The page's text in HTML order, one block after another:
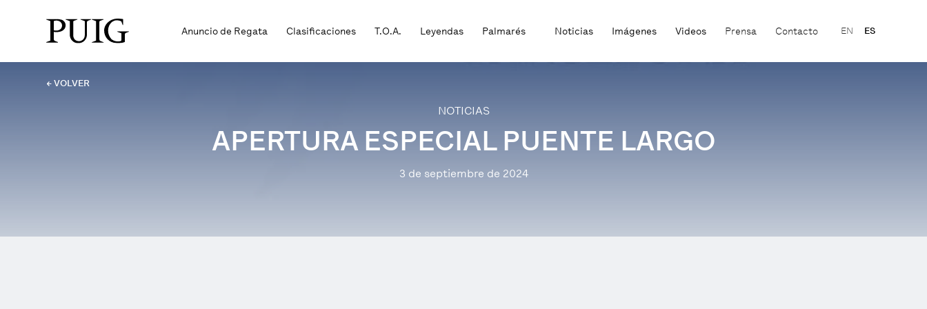
Anuncio de Regata Clasificaciones T.O.A. Leyendas Palmarés Noticias Imágenes Videos Prensa Contacto EN ES
← VOLVER
NOTICIAS
APERTURA ESPECIAL PUENTE LARGO
3 de septiembre de 2024